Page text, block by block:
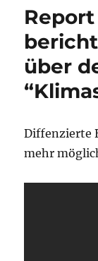
über
Diffenzierte
mehr